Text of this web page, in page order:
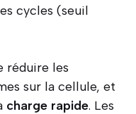
cycles (seuil
réduire les
sur la cellule, et
charge rapide. Les